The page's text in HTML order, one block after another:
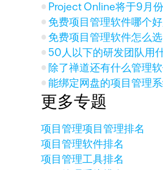
Project Online将于9月
免费项目管理软件哪个
免费项目管理软件怎么
50人以下的研发团队用
除了禅道还有什么管理
能绑定网盘的项目管理
更多专题
项目管理项目管理排名
项目管理软件排名
项目管理工具排名